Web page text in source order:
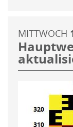
MITTWOCH